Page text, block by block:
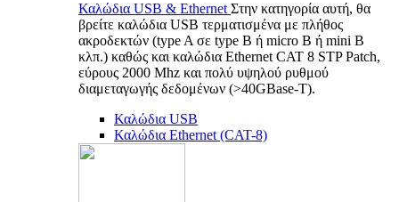
Καλώδια USB & Ethernet Στην κατηγορία αυτή, θα
βρείτε καλώδια USB τερματισμένα με πλήθος
ακροδεκτών (type A σε type B ή micro B ή mini B
κλπ.) καθώς και καλώδια Ethernet CAT 8 STP Patch,
εύρους 2000 Mhz και πολύ υψηλού ρυθμού
διαμεταγωγής δεδομένων (>40GBase-T).
Καλώδια USB
Καλώδια Ethernet (CAT-8)